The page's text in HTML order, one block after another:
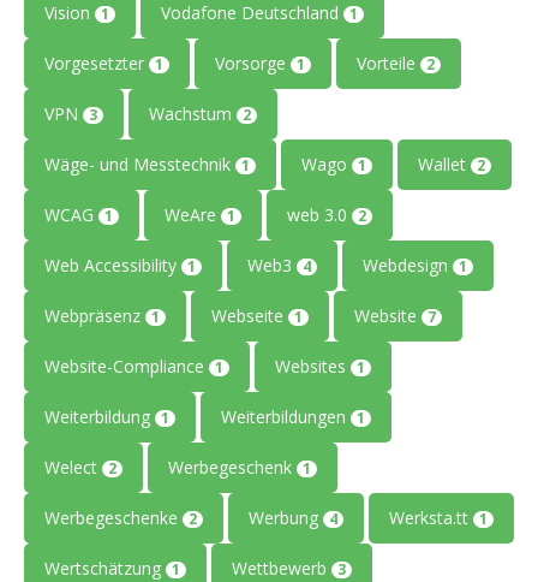
Vision 1 Vodafone Deutschland 1
Vorgesetzter 1 Vorsorge 1 Vorteile 2
VPN 3 Wachstum 2
Wäge- und Messtechnik 1 Wago 1 Wallet 2
WCAG 1 WeAre 1 web 3.0 2
Web Accessibility 1 Web3 4 Webdesign 1
Webpräsenz 1 Webseite 1 Website 7
Website-Compliance 1 Websites 1
Weiterbildung 1 Weiterbildungen 1
Welect 2 Werbegeschenk 1
Werbegeschenke 2 Werbung 4 Werksta.tt 1
Wertschätzung 1 Wettbewerb 3